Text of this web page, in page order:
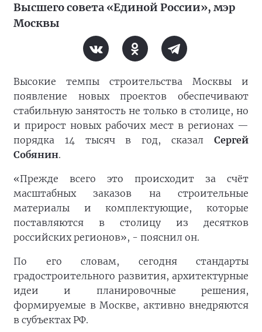
Высшего совета «Единой России», мэр
Москвы
Высокие темпы строительства Москвы и
появление новых проектов обеспечивают
стабильную занятость не только в столице, но
и прирост новых рабочих мест в регионах —
порядка 14 тысяч в год, сказал Сергей
Собянин.
«Прежде всего это происходит за счёт
масштабных заказов на строительные
материалы и комплектующие, которые
поставляются в столицу из десятков
российских регионов», - пояснил он.
По его словам, сегодня стандарты
градостроительного развития, архитектурные
идеи и планировочные решения,
формируемые в Москве, активно внедряются
в субъектах РФ.